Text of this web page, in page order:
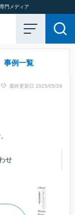
門メディア
事例一覧
最終更新日 2025/05/29
せ